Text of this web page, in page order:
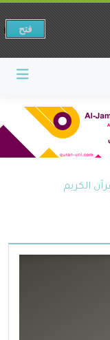
الكريم
فتح